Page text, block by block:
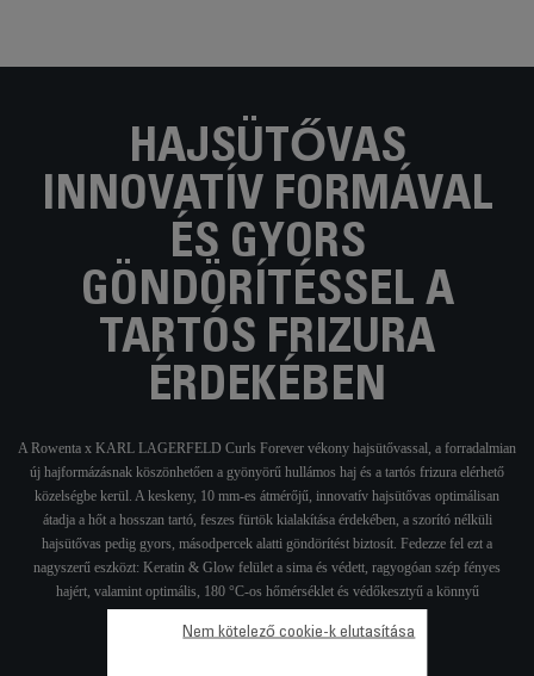
HAJSÜTŐVAS
INNOVATÍV FORMÁVAL
ÉS GYORS
GÖNDÖRÍTÉSSEL A
TARTÓS FRIZURA
ÉRDEKÉBEN
A Rowenta x KARL LAGERFELD Curls Forever vékony hajsütővassal, a forradalmian
új hajformázásnak köszönhetően a gyönyörű hullámos haj és a tartós frizura elérhető
közelségbe kerül. A keskeny, 10 mm-es átmérőjű, innovatív hajsütővas optimálisan
átadja a hőt a hosszan tartó, feszes fürtök kialakítása érdekében, a szorító nélküli
hajsütővas pedig gyors, másodpercek alatti göndörítést biztosít. Fedezze fel ezt a
nagyszerű eszközt: Keratin & Glow felület a sima és védett, ragyogóan szép fényes
hajért, valamint optimális, 180 °C-os hőmérséklet és védőkesztyű a könnyű
Nem kötelező cookie-k elutasítása